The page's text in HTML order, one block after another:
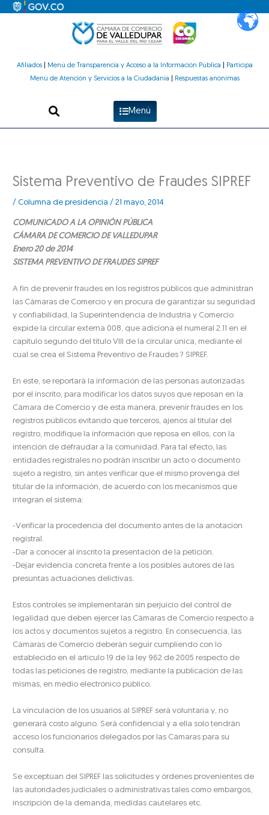
Afiliados| Menú de Transparencia y Acceso a la Información Pública
Participa
Menú de Atención y Servicios a la Ciudadanía
Respuestas anónimas
Menú
Sistema Preventivo de Fraudes SIPREF
/Columna de presidencia /21 mayo, 2014
COMUNICADO A LA OPINIÓN PÚBLICA
CÁMARA DE COMERCIO DE VALLEDUPAR
Enero 20 de 2014
SISTEMA PREVENTIVO DE FRAUDES SIPREF
A fin de prevenir fraudes en los registros públicos que administran
las Cámaras de Comercio y en procura de garantizar su seguridad
y confiabilidad, la Superintendencia de Industria y Comercio
expide la circular externa 008, que adiciona el numeral 2.11 en el
capitulo segundo del título VIII de la circular única, mediante el
cual se crea el Sistema Preventivo de Fraudes ? SIPREF.
En este, se reportará la información de las personas autorizadas
por el inscrito, para modificar los datos suyos que reposan en la
Cámara de Comercio y de esta manera, prevenir fraudes en los
registros públicos evitando que terceros, ajenos al titular del
registro, modifique la información que reposa en ellos, con la
intención de defraudar a la comunidad. Para tal efecto, las
entidades registrales no podrán inscribir un acto o documento
sujeto a registro, sin antes verificar que el mismo provenga del
titular de la información, de acuerdo con los mecanismos que
integran el sistema:
-Verificar la procedencia del documento antes de la anotación
registral.
-Dar a conocer al inscrito la presentación de la petición.
-Dejar evidencia concreta frente a los posibles autores de las
presuntas actuaciones delictivas.
Estos controles se implementarán sin perjuicio del control de
legalidad que deben ejercer las Cámaras de Comercio respecto a
los actos y documentos sujetos a registro. En consecuencia, las
Cámaras de Comercio deberán seguir cumpliendo con lo
establecido en el artículo 19 de la ley 962 de 2005 respecto de
todas las peticiones de registro, mediante la publicación de las
mismas, en medio electrónico público.
La vinculación de los usuarios al SIPREF será voluntaria y, no
generará costo alguno. Será confidencial y a ella solo tendrán
acceso los funcionarios delegados por las Cámaras para su
consulta.
Se exceptúan del SIPREF las solicitudes y órdenes provenientes de
las autoridades judiciales o administrativas tales como embargos,
inscripción de la demanda, medidas cautelares etc.